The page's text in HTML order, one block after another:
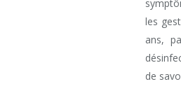
les
ans,
de